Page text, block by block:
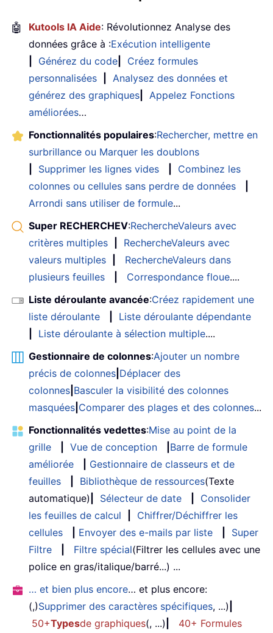
🤖 Kutools IA Aide: Révolutionnez Analyse des
données grâce à :Exécution intelligente
Générez du code
Créez formules
personnalisées
Analysez des données et
générez des graphiques
Appelez Fonctions
améliorées…
Fonctionnalités populaires:Rechercher, mettre en
surbrillance ou Marquer les doublons
Supprimer les lignes vides
Combinez les
colonnes ou cellules sans perdre de données
Arrondi sans utiliser de formule...
Super RECHERCHEV:RechercheValeurs avec
critères multiples
RechercheValeurs avec
valeurs multiples
RechercheValeurs dans
plusieurs feuilles
Correspondance floue....
Liste déroulante avancée:Créez rapidement une
liste déroulante
Liste déroulante dépendante
Liste déroulante à sélection multiple....
Gestionnaire de colonnes:Ajouter un nombre
précis de colonnes Déplacer des
colonnes Basculer la visibilité des colonnes
masquées Comparer des plages et des colonnes...
Fonctionnalités vedettes:Mise au point de la
grille
Vue de conception
Barre de formule
améliorée
Gestionnaire de classeurs et de
feuilles
Bibliothèque de ressources(Texte
automatique)
Sélecteur de date
Consolider
les feuilles de calcul
Chiffrer/Déchiffrer les
cellules
Envoyer des e-mails par liste
Super
Filtre
Filtre spécial(Filtrer les cellules avec une
police en gras/italique/barré...) ...
… et bien plus encore… et plus encore:
(,)Supprimer des caractères spécifiques, ...)
50+Typesde graphiques(, ...)
40+ Formules